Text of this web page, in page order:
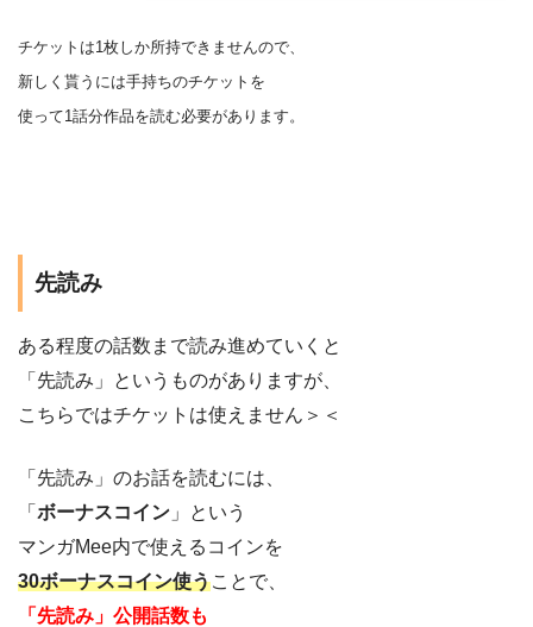
チケットは1枚しか所持できませんので、
新しく貰うには手持ちのチケットを
使って1話分作品を読む必要があります。
先読み
ある程度の話数まで読み進めていくと
「先読み」というものがありますが、
こちらではチケットは使えません＞＜
「先読み」のお話を読むには、
「 ボーナスコイン 」という
マンガMee内で使えるコインを
30ボーナスコイン使うことで、
「先読み」公開話数も